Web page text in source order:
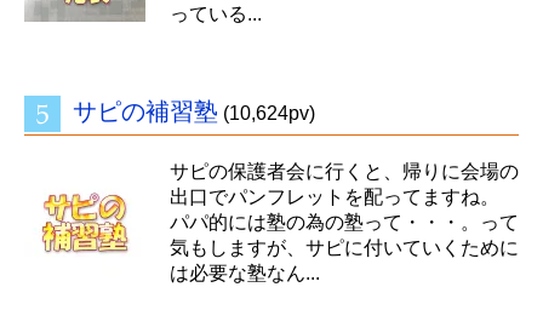
っている...
サピの補習塾 (10,624pv)
サピの保護者会に行くと、帰りに会場の
出口でパンフレットを配ってますね。
パパ的には塾の為の塾って・・・。って
気もしますが、サピに付いていくために
は必要な塾なん...